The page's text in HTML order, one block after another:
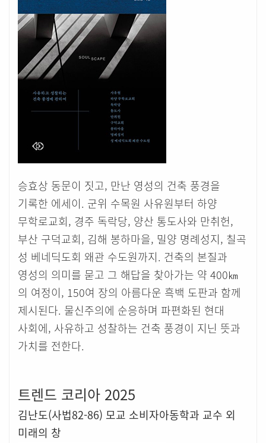
승효상 동문이 짓고, 만난 영성의 건축 풍경을
기록한 에세이. 군위 수목원 사유원부터 하양
무학로교회, 경주 독락당, 양산 통도사와 만취헌,
부산 구덕교회, 김해 봉하마을, 밀양 명례성지, 칠곡
성 베네딕도회 왜관 수도원까지. 건축의 본질과
영성의 의미를 묻고 그 해답을 찾아가는 약 400㎞
의 여정이, 150여 장의 아름다운 흑백 도판과 함께
제시된다. 물신주의에 순응하며 파편화된 현대
사회에, 사유하고 성찰하는 건축 풍경이 지닌 뜻과
가치를 전한다.
트렌드 코리아 2025
김난도(사법82-86) 모교 소비자아동학과 교수 외
미래의 창